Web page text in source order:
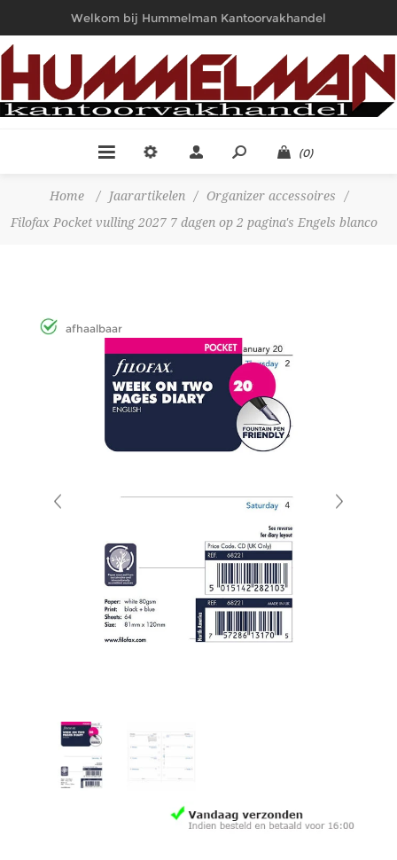
Welkom bij Hummelman Kantoorvakhandel
(0)
Home / Jaarartikelen / Organizer accessoires
/
Filofax Pocket vulling 2027 7 dagen op 2 pagina's Engels blanco
afhaalbaar